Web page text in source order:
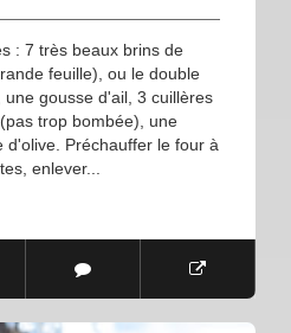
: 7 très beaux brins de
feuille), ou le double
gousse d'ail, 3 cuillères
trop bombée), une
d'olive. Préchauffer le four à
enlever...